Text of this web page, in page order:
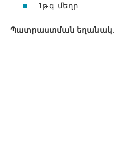
1թ.գ. մեղր
Պատրաստման եղանակ.